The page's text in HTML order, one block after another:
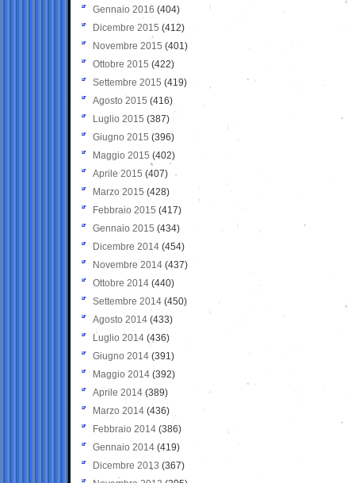
Gennaio 2016 (404)
Dicembre 2015 (412)
Novembre 2015 (401)
Ottobre 2015 (422)
Settembre 2015 (419)
Agosto 2015 (416)
Luglio 2015 (387)
Giugno 2015 (396)
Maggio 2015 (402)
Aprile 2015 (407)
Marzo 2015 (428)
Febbraio 2015 (417)
Gennaio 2015 (434)
Dicembre 2014 (454)
Novembre 2014 (437)
Ottobre 2014 (440)
Settembre 2014 (450)
Agosto 2014 (433)
Luglio 2014 (436)
Giugno 2014 (391)
Maggio 2014 (392)
Aprile 2014 (389)
Marzo 2014 (436)
Febbraio 2014 (386)
Gennaio 2014 (419)
Dicembre 2013 (367)